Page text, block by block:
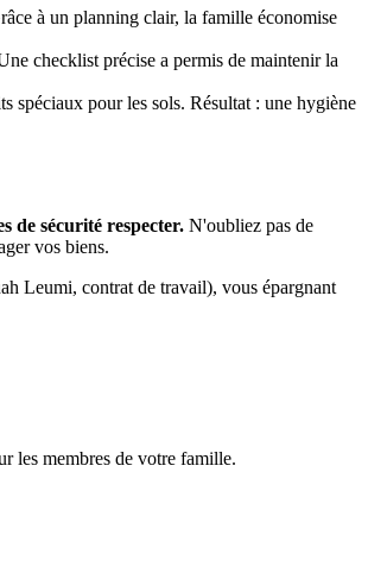
à un planning clair, la famille économise
checklist précise a permis de maintenir la
spéciaux pour les sols. Résultat : une hygiène
de sécurité respecter. N'oubliez pas de
vos biens.
Leumi, contrat de travail), vous épargnant
les membres de votre famille.